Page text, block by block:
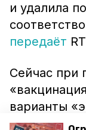
и удалила
передаёт
Сейчас при
варианты
плохо»,